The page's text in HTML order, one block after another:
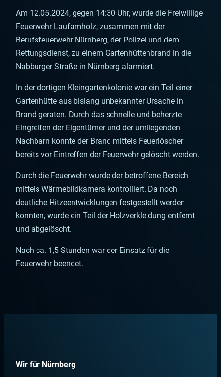
Am 12.05.2024, gegen 14:30 Uhr, wurde die Freiwillige
Feuerwehr Laufamholz, zusammen mit der
Berufsfeuerwehr Nürnberg, der Polizei und dem
Rettungsdienst, zu einem Gartenhüttenbrand in die
Nabburger Straße in Nürnberg alarmiert.
In der dortigen Kleingartenkolonie war ein Teil einer
Gartenhütte aus bislang unbekannter Ursache in
Brand geraten. Durch das schnelle und beherzte
Eingreifen der Eigentümer und der umliegenden
Nachbarn konnte der Brand mittels Feuerlöscher
bereits vor Eintreffen der Feuerwehr gelöscht werden.
Durch die Feuerwehr wurde der betroffene Bereich
mittels Wärmebildkamera kontrolliert. Da noch
deutliche Hitzeentwicklungen festgestellt werden
konnten, wurde ein Teil der Holzverkleidung entfernt
und abgelöscht.
Nach ca. 1,5 Stunden war der Einsatz für die
Feuerwehr beendet.
Wir für Nürnberg